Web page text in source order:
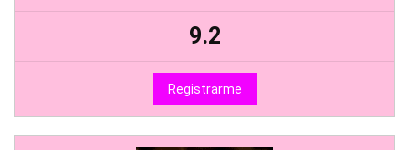
9.2
Registrarme